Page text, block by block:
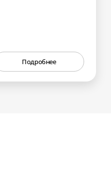
Подробнее